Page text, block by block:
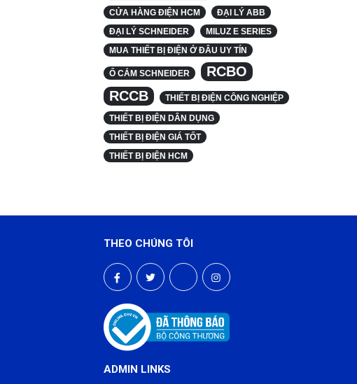
CỬA HÀNG ĐIỆN HCM ĐẠI LÝ ABB
ĐẠI LÝ SCHNEIDER MILUZ E SERIES
MUA THIẾT BỊ ĐIỆN Ở ĐÂU UY TÍN
Ổ CẮM SCHNEIDER
RCBO
RCCB
THIẾT BỊ ĐIỆN CÔNG NGHIỆP
THIẾT BỊ ĐIỆN DÂN DỤNG
THIẾT BỊ ĐIỆN GIÁ TỐT
THIẾT BỊ ĐIỆN HCM
THEO CHÚNG TÔI
ADMIN LINKS